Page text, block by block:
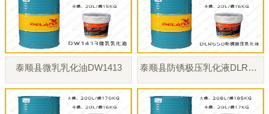
泰顺县微乳乳化油DW1413 泰顺县防锈极压乳化液DLR650